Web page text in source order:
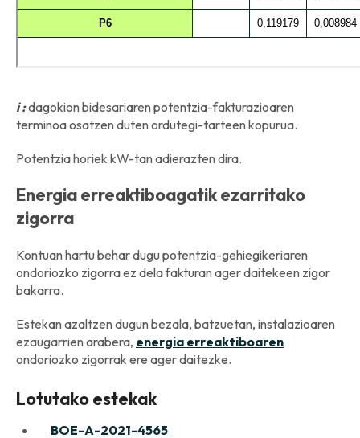
i :dagokion bidesariaren potentzia-fakturazioaren
terminoa osatzen duten ordutegi-tarteen kopurua.
Potentzia horiek kW-tan adierazten dira.
Energia erreaktiboagatik ezarritako
zigorra
Kontuan hartu behar dugu potentzia-gehiegikeriaren
ondoriozko zigorra ez dela fakturan ager daitekeen zigor
bakarra.
Estekan azaltzen dugun bezala, batzuetan, instalazioaren
ezaugarrien arabera, energia erreaktiboaren
ondoriozko zigorrak ere ager daitezke.
Lotutako estekak
BOE-A-2021-4565